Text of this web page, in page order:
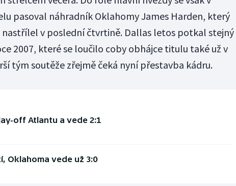
pasoval náhradník Oklahomy James Harden, který
nastřílel v poslední čtvrtině. Dallas letos potkal stejný
2007, které se loučilo coby obhájce titulu také už v
tým soutěže zřejmě čeká nyní přestavba kádru.
off Atlantu a vede 2:1
Oklahoma vede už 3:0